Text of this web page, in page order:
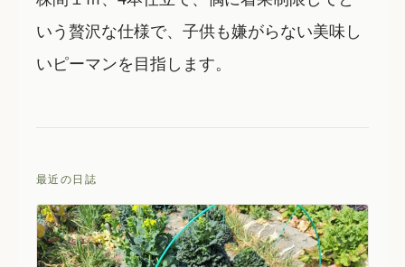
いう贅沢な仕様で、子供も嫌がらない美味し
いピーマンを目指します。
最近の日誌